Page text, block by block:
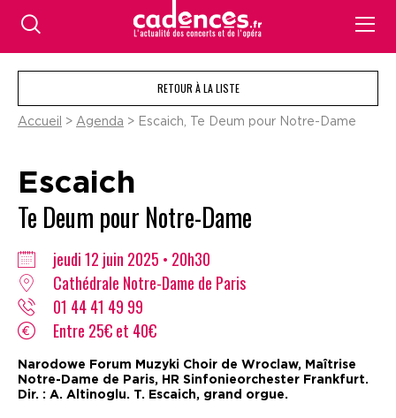
RETOUR À LA LISTE
Accueil > Agenda > Escaich, Te Deum pour Notre-Dame
Escaich
Te Deum pour Notre-Dame
jeudi 12 juin 2025 • 20h30
Cathédrale Notre-Dame de Paris
01 44 41 49 99
Entre 25€ et 40€
Narodowe Forum Muzyki Choir de Wroclaw, Maîtrise
Notre-Dame de Paris, HR Sinfonieorchester Frankfurt.
Dir. : A. Altinoglu. T. Escaich, grand orgue.